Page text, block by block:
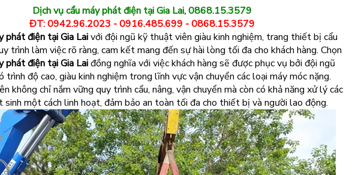
Dịch vụ cẩu máy phát điện tại Gia Lai, 0868.15.3579
ĐT: 0942.96.2023 - 0916.485.699 - 0868.15.3579
phát điện tại Gia Laivới đội ngũ kỹ thuật viên giàu kinh nghiệm, trang thiết bị cẩu
trình làm việc rõ ràng, cam kết mang đến sự hài lòng tối đa cho khách hàng. Chọn
phát điện tại Gia Laiđồng nghĩa với việc khách hàng sẽ được phục vụ bởi đội ngũ
trình độ cao, giàu kinh nghiệm trong lĩnh vực vận chuyển các loại máy móc nặng.
không chỉ nắm vững quy trình cẩu, nâng, vận chuyển mà còn có khả năng xử lý các
sinh một cách linh hoạt, đảm bảo an toàn tối đa cho thiết bị và người lao động.